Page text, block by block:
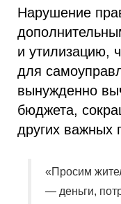
Нарушение
и утилизацию,
для
вынужденно
бюджета,
других важных
«Просим
— деньги,